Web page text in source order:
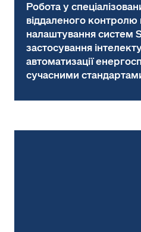
Робота у
віддаленого контролю
налаштування систем
застосування
автоматизації
сучасними